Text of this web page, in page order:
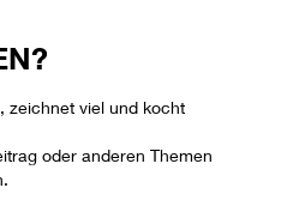
zeichnet viel und kocht
oder anderen Themen